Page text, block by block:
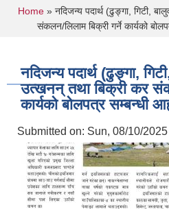
You are here
Home» नदिजन्य पदार्थ (ढुङ्गा, गिटी,
संकलन/लिलाम बिक्री गर्ने कार्यको
नदिजन्य पदार्थ (ढुङ्गा,
उत्खनन् तथा बिक्री कर
कार्यको बोलपत्र सम्बन्धी
Submitted on: Sun, 08/10/